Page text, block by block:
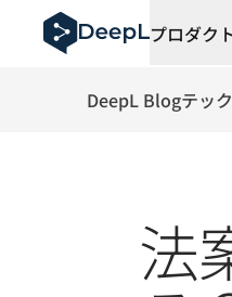
AIエージェント向け
DeepL Translation
How we brought
Translation Flowのご
Building an instantly
プロダク
DeepL Blogテッ
法